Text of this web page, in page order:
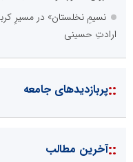
نسیمِ نخلستان» در مسیرِ
ارادتِ حسینی
::پربازدیدهای جامعه
::آخرین مطالب